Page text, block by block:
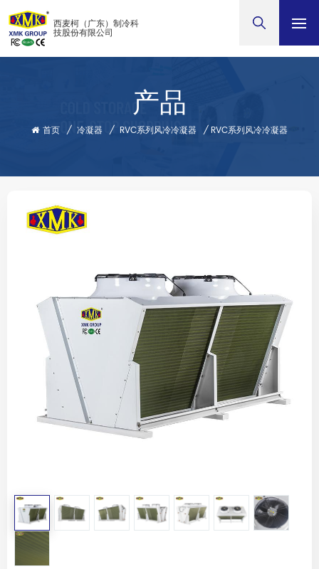
西麦柯（广东）制冷科
技股份有限公司
产品
首页 / 冷凝器 / RVC系列风冷冷凝器 / RVC系列风冷冷凝器